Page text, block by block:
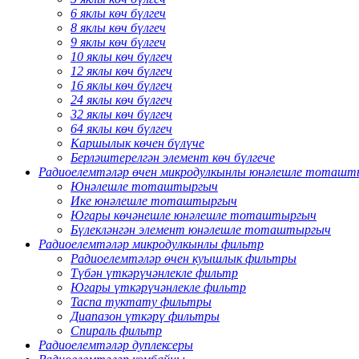
6 яклы көч бүлгеч
8 яклы көч бүлгеч
9 яклы көч бүлгеч
10 яклы көч бүлгеч
12 яклы көч бүлгеч
16 яклы көч бүлгеч
24 яклы көч бүлгеч
32 яклы көч бүлгеч
64 яклы көч бүлгеч
Каршылык көчен бүлүче
Берләштерелгән элемент көч бүлгече
Радиоелемтәләр өчен микродулкынлы юнәлешле
Юнәлешле тоташтыргыч
Ике юнәлешле тоташтыргыч
Югары көчәнешле юнәлешле тоташтыргыч
Бүлекләнгән элемент юнәлешле тоташтыргыч
Радиоелемтәләр микродулкынлы фильтр
Радиоелемтәләр өчен куышлык фильтры
Түбән үткәрүчәнлекле фильтр
Югары үткәрүчәнлекле фильтр
Таспа туктату фильтры
Диапазон үткәрү фильтры
Спираль фильтр
Радиоелемтәләр дуплексеры